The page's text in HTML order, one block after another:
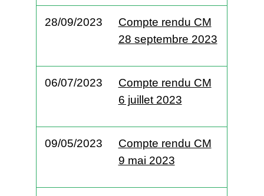
28/09/2023
Compte rendu CM
28 septembre 2023
06/07/2023
Compte rendu CM
6 juillet 2023
09/05/2023
Compte rendu CM
9 mai 2023